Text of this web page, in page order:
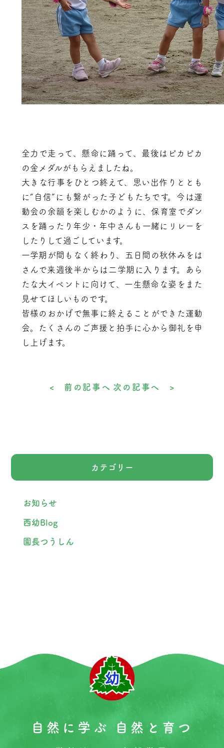
全力で走って、懸命に踊って、最後はピカピカ
の金メダルがもらえましたね。
大きな行事をひとつ終えて、思い出作りととも
に“自信”にも繋がった子どもたちです。今は運
動会の余韻を楽しむかのように、保育室でダン
スを踊ったり年少・年中さんも一緒にリレーを
したりして過ごしています。
一学期が間もなく終わり、五日間の秋休みをは
さんで来週後半からは二学期に入ります。あら
たな大イベントに向けて、一生懸命な姿をまた
見せてほしいものです。
皆様のおかげで無事に終えることができた運動
会。たくさんのご声援と拍手に心から御礼を申
し上げます。
< 前の記事へ 次の記事へ >
カテゴリー
お知らせ
西幼Blog
園長つうしん
自然に学ぶ 自然と育つ